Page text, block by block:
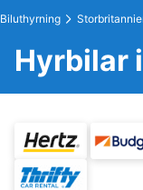
Biluthyrning
Hyrbilar